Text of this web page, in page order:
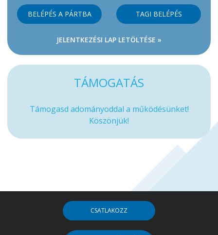
BELÉPÉS A PÁRTBA TAGI BELÉPÉS
JELENTKEZÉSI LAP LETÖLTÉSE »
TÁMOGATÁS
Támogasd adományoddal a működésünket!
Köszönjük!
CSATLAKOZZ